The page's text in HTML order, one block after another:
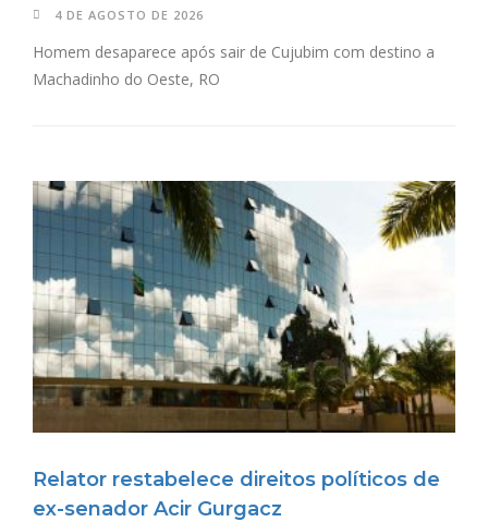
4 DE AGOSTO DE 2026
Homem desaparece após sair de Cujubim com destino a
Machadinho do Oeste, RO
Relator restabelece direitos políticos de
ex-senador Acir Gurgacz